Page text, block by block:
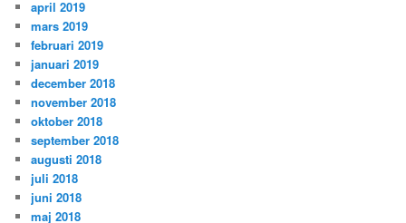
april 2019
mars 2019
februari 2019
januari 2019
december 2018
november 2018
oktober 2018
september 2018
augusti 2018
juli 2018
juni 2018
maj 2018